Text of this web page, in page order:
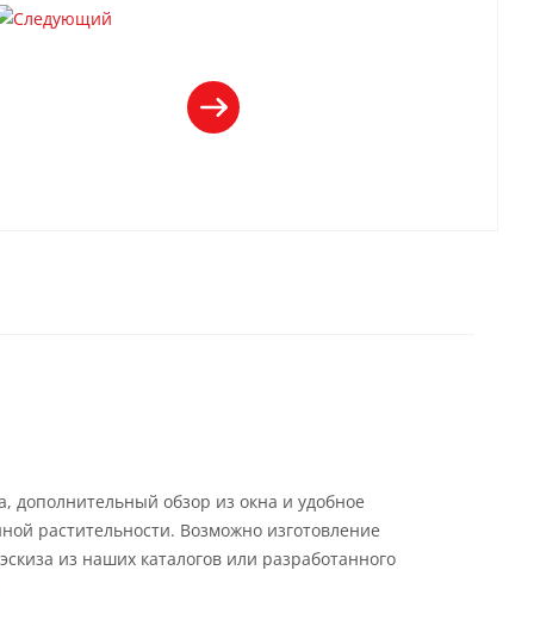
дополнительный обзор из окна и удобное
растительности. Возможно изготовление
из наших каталогов или разработанного